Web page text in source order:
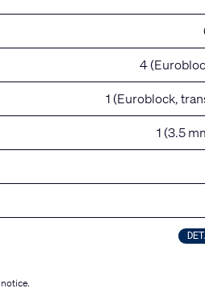
4
1 (Euroblock,
1 (3.5